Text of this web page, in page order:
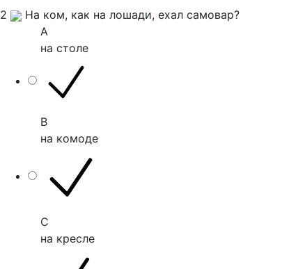
2
На ком, как на лошади, ехал самовар?
A
на столе
B
на комоде
C
на кресле